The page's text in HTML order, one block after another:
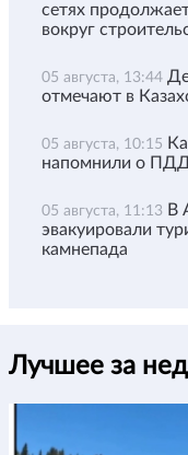
сетях
вокруг
05 августа, 13:44
отмечают в
05 августа, 10:15
напомнили о
05 августа, 11:13 В
эвакуировали
камнепада
Лучшее за